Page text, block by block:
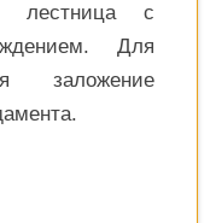
лестница с
Для
заложение